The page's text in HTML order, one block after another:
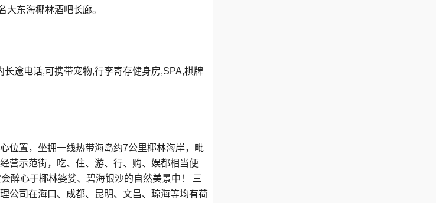
东海椰林酒吧长廊。
途电话,可携带宠物,行李寄存健身房,SPA,棋牌
位置，坐拥一线热带海岛约7公里椰林海岸，毗
营示范街，吃、住、游、行、购、娱都相当便
醉心于椰林婆娑、碧海银沙的自然美景中！ 三
公司在海口、成都、昆明、文昌、琼海等均有荷